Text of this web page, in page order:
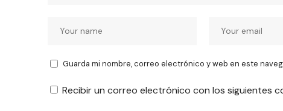
Guarda mi nombre, correo electrónico y web en este
Recibir un correo electrónico con los siguientes